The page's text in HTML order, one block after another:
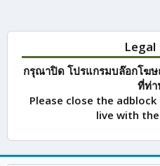
กรุณาปิด โปรแกรมบล๊อกโฆ
ที่ท่า
Please close the
live with